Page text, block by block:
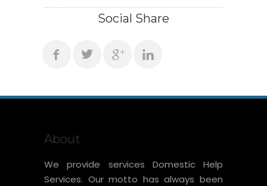
Social Share
About
We provide services Domestic Help
Services. Our motto has always been